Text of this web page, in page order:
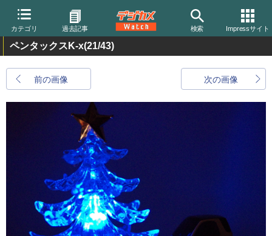
カテゴリ 過去記事 検索 Impressサイト
ペンタックスK-x(21/43)
前の画像 次の画像